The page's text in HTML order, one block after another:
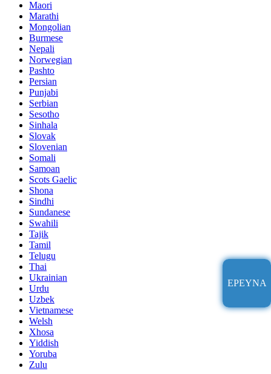
ΈΡΕΥΝΑ
Maori
Marathi
Mongolian
Burmese
Nepali
Norwegian
Pashto
Persian
Punjabi
Serbian
Sesotho
Sinhala
Slovak
Slovenian
Somali
Samoan
Scots Gaelic
Shona
Sindhi
Sundanese
Swahili
Tajik
Tamil
Telugu
Thai
Ukrainian
Urdu
Uzbek
Vietnamese
Welsh
Xhosa
Yiddish
Yoruba
Zulu